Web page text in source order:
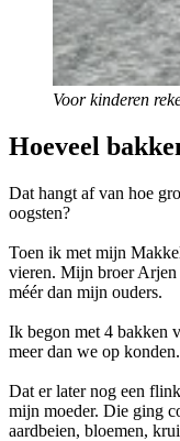
Voor kinderen
Hoeveel
Dat hangt af van hoe
oogsten?
Toen ik met mijn
vieren. Mijn broer Arjen
méér dan mijn ouders.
Ik begon met 4 bakken
meer dan we op konden.
Dat er later nog een
mijn moeder. Die ging
aardbeien, bloemen,